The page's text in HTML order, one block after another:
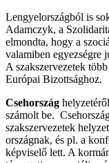
Lengyelországból is
Adamczyk, a
elmondta, hogy a
valamiben egyezségre
A szakszervezetek
Európai Bizottsághoz.
Csehország
számolt be.
szakszervezetek
országnak, és pl. a
képviselő lett. A